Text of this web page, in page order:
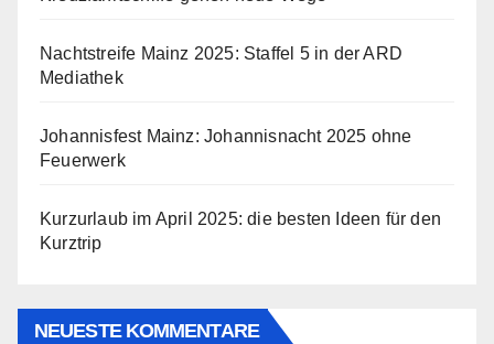
Nachtstreife Mainz 2025: Staffel 5 in der ARD
Mediathek
Johannisfest Mainz: Johannisnacht 2025 ohne
Feuerwerk
Kurzurlaub im April 2025: die besten Ideen für den
Kurztrip
NEUESTE KOMMENTARE